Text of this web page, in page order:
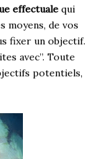
effectuale qui
moyens, de vos
fixer un objectif.
avec”. Toute
potentiels,